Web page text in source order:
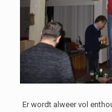
Er wordt alweer vol